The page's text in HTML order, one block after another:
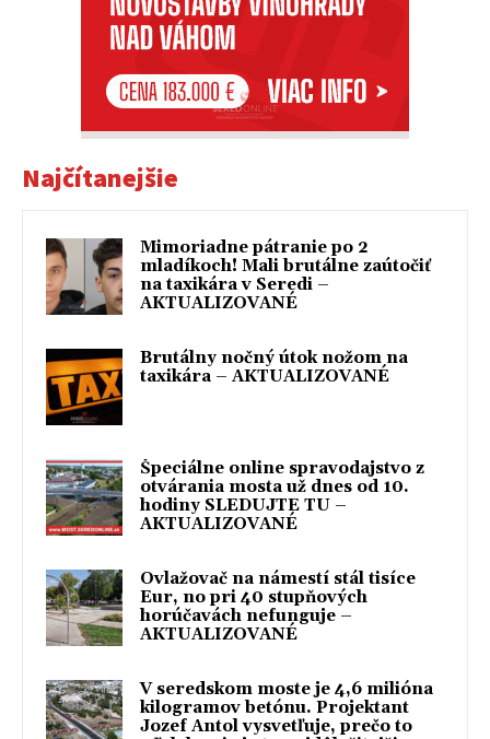
Najčítanejšie
Mimoriadne pátranie po 2
mladíkoch! Mali brutálne zaútočiť
na taxikára v Seredi –
AKTUALIZOVANÉ
Brutálny nočný útok nožom na
taxikára – AKTUALIZOVANÉ
Špeciálne online spravodajstvo z
otvárania mosta už dnes od 10.
hodiny SLEDUJTE TU –
AKTUALIZOVANÉ
Ovlažovač na námestí stál tisíce
Eur, no pri 40 stupňových
horúčavách nefunguje –
AKTUALIZOVANÉ
V seredskom moste je 4,6 milióna
kilogramov betónu. Projektant
Jozef Antol vysvetľuje, prečo to